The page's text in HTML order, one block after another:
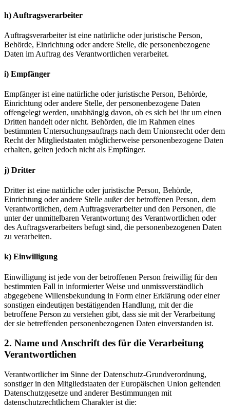
h) Auftragsverarbeiter
Auftragsverarbeiter ist eine natürliche oder juristische Person,
Behörde, Einrichtung oder andere Stelle, die personenbezogene
Daten im Auftrag des Verantwortlichen verarbeitet.
i) Empfänger
Empfänger ist eine natürliche oder juristische Person, Behörde,
Einrichtung oder andere Stelle, der personenbezogene Daten
offengelegt werden, unabhängig davon, ob es sich bei ihr um einen
Dritten handelt oder nicht. Behörden, die im Rahmen eines
bestimmten Untersuchungsauftrags nach dem Unionsrecht oder dem
Recht der Mitgliedstaaten möglicherweise personenbezogene Daten
erhalten, gelten jedoch nicht als Empfänger.
j) Dritter
Dritter ist eine natürliche oder juristische Person, Behörde,
Einrichtung oder andere Stelle außer der betroffenen Person, dem
Verantwortlichen, dem Auftragsverarbeiter und den Personen, die
unter der unmittelbaren Verantwortung des Verantwortlichen oder
des Auftragsverarbeiters befugt sind, die personenbezogenen Daten
zu verarbeiten.
k) Einwilligung
Einwilligung ist jede von der betroffenen Person freiwillig für den
bestimmten Fall in informierter Weise und unmissverständlich
abgegebene Willensbekundung in Form einer Erklärung oder einer
sonstigen eindeutigen bestätigenden Handlung, mit der die
betroffene Person zu verstehen gibt, dass sie mit der Verarbeitung
der sie betreffenden personenbezogenen Daten einverstanden ist.
2. Name und Anschrift des für die Verarbeitung
Verantwortlichen
Verantwortlicher im Sinne der Datenschutz-Grundverordnung,
sonstiger in den Mitgliedstaaten der Europäischen Union geltenden
Datenschutzgesetze und anderer Bestimmungen mit
datenschutzrechtlichem Charakter ist die: